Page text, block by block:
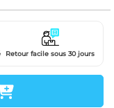
Retour facile sous 30 jours